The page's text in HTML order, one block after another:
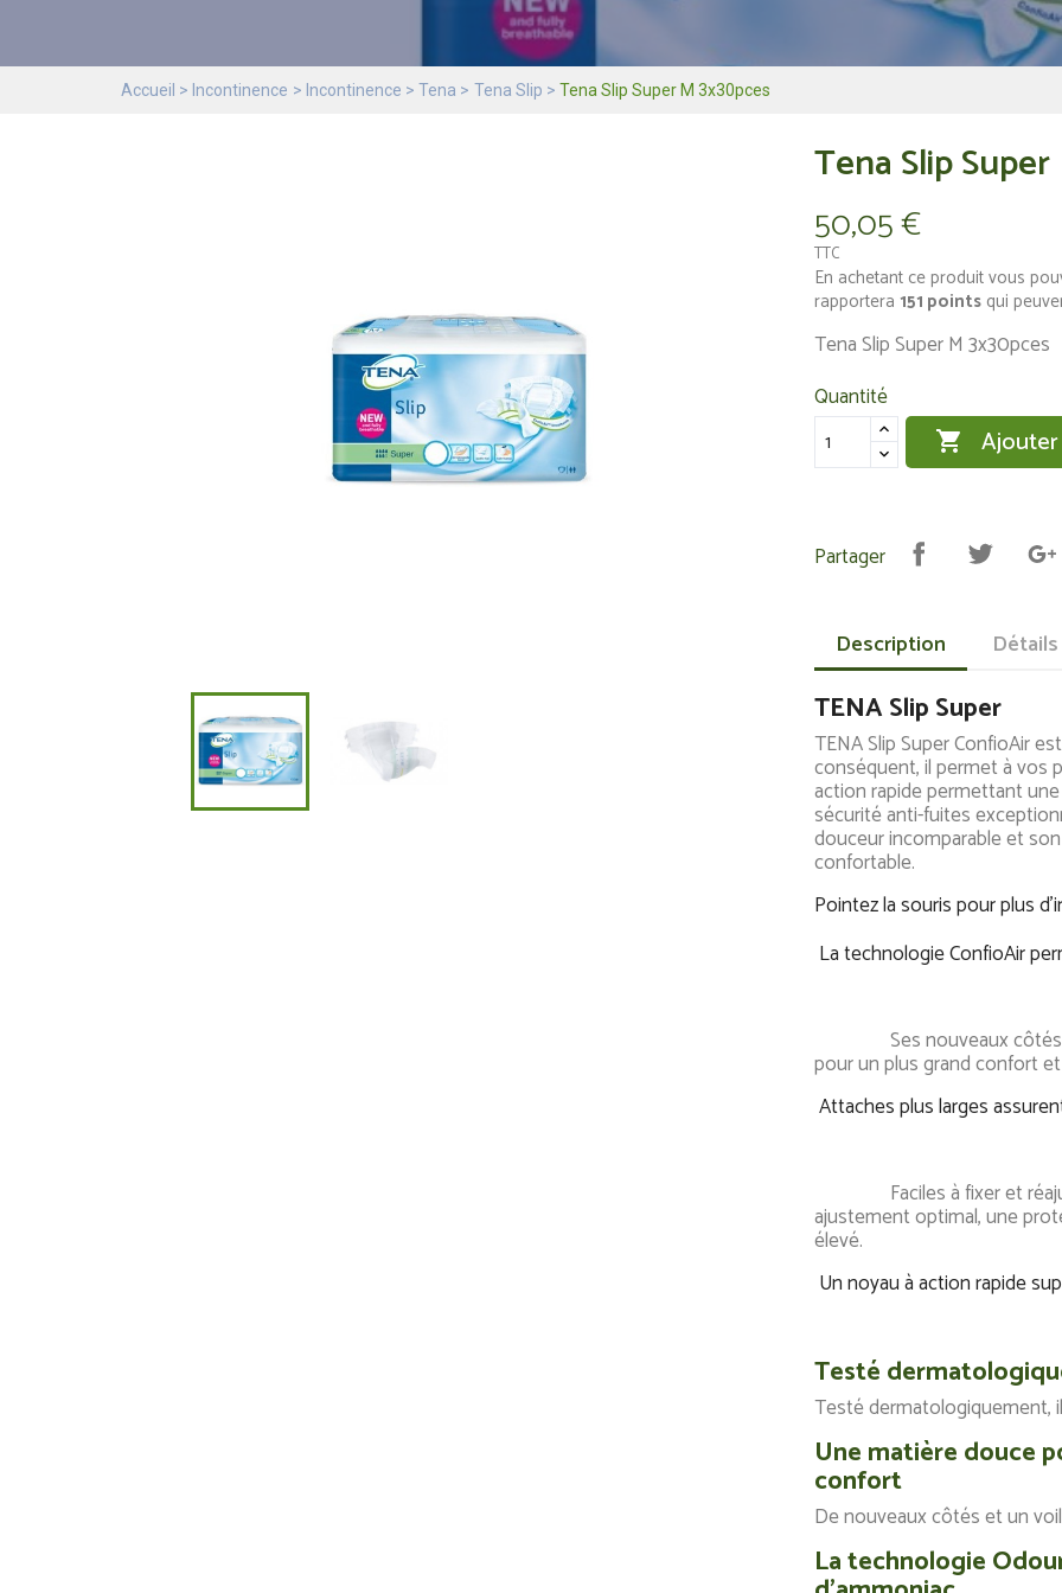
Accueil Incontinence Incontinence Tena Tena Slip Tena Slip Super M 3x30pces
Tena Slip
50,05 €
TTC
En achetant ce produit vous
rapportera 151 points qui
Tena Slip Super M 3x30pces
Quantité

Partager
Description
TENA Slip Super
TENA Slip Super ConfioAir
conséquent, il permet à vos
action rapide permettant
sécurité anti-fuites
douceur incomparable et
confortable.
Pointez la souris pour plus
La technologie ConfioAir
Ses nouveaux côtés et
pour un plus grand
Attaches plus larges
Faciles à fixer et
ajustement optimal, une
élevé.
Un noyau à action rapide
Testé
Testé dermatologiquement,
Une matière douce
confort
De nouveaux côtés et un
La technologie